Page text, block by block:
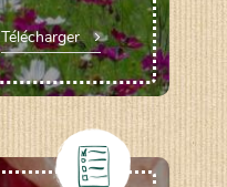
Télécharger